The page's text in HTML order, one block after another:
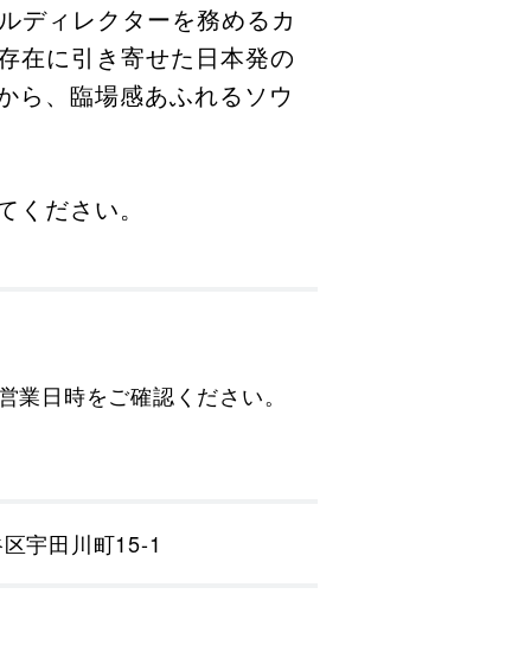
ディレクターを務めるカ
在に引き寄せた日本発の
ら、臨場感あふれるソウ
ください。
日時をご確認ください。
宇田川町15-1